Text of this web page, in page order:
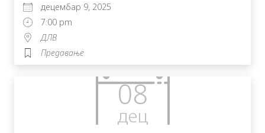
децембар 9, 2025
7:00 pm
ДЛВ
Предавање
08
дец